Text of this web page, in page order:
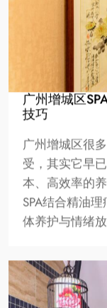
广州增城区
技巧
广州增城区很
受，其实它早
本、高效率的
SPA结合精油
体养护与情绪